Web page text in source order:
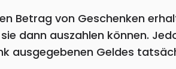
Betrag von Geschenken
dann auszahlen können.
ausgegebenen Geldes